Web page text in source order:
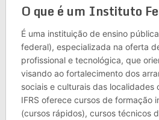
O que é um Instituto
É uma instituição de ensino
federal), especializada na oferta
profissional e tecnológica, que
visando ao fortalecimento dos
sociais e culturais das localidades
IFRS oferece cursos de formação
(cursos rápidos), cursos técnicos